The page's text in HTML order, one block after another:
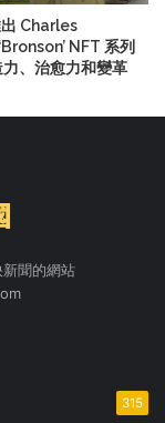
Charles
NFT 系列
、治愈力和變革
聞的網站
315